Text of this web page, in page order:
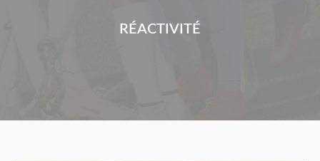
RÉACTIVITÉ